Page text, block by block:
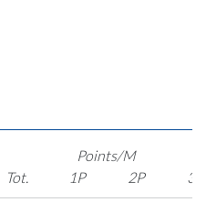
Points/M
Tot.
1P 2P 3P